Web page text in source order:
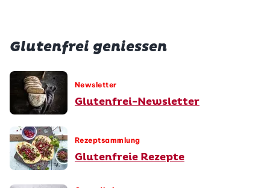
Glutenfrei geniessen
Newsletter
Glutenfrei-Newsletter
Rezeptsammlung
Glutenfreie Rezepte